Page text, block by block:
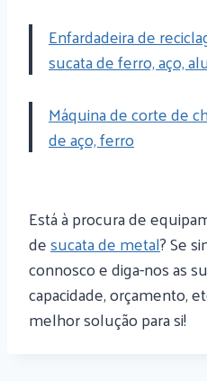
Enfardadeira de
sucata de ferro, aço,
Máquina de corte de
de aço, ferro
Está à procura de
desucata de metal? Se
connosco e diga-nos as
capacidade, orçamento,
melhor solução para si!